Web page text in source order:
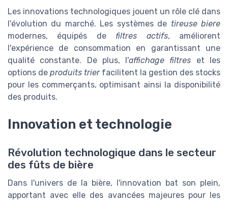
Les innovations technologiques jouent un rôle clé dans
l'évolution du marché. Les systèmes de tireuse biere
modernes, équipés de filtres actifs, améliorent
l'expérience de consommation en garantissant une
qualité constante. De plus, l'affichage filtres et les
options de produits trierfacilitent la gestion des stocks
pour les commerçants, optimisant ainsi la disponibilité
des produits.
Innovation et technologie
Révolution technologique dans le secteur
des fûts de bière
Dans l'univers de la bière, l'innovation bat son plein,
apportant avec elle des avancées majeures pour les